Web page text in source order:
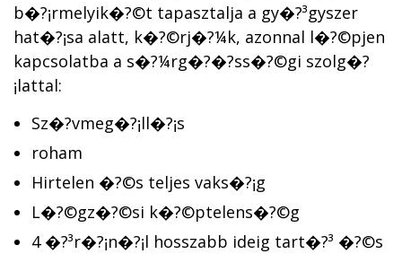
b�?¡rmelyik�?©t tapasztalja a gy�?³gyszer
hat�?¡sa alatt, k�?©rj�?¼k, azonnal l�?©pjen
kapcsolatba a s�?¼rg�?�?ss�?©gi szolg�?
¡lattal:
Sz�?­vmeg�?¡ll�?¡s
roham
Hirtelen �?©s teljes vaks�?¡g
L�?©gz�?©si k�?©ptelens�?©g
4 �?³r�?¡n�?¡l hosszabb ideig tart�?³ �?©s